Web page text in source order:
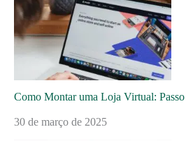
Como Montar uma Loja Virtual: Passo
30 de março de 2025